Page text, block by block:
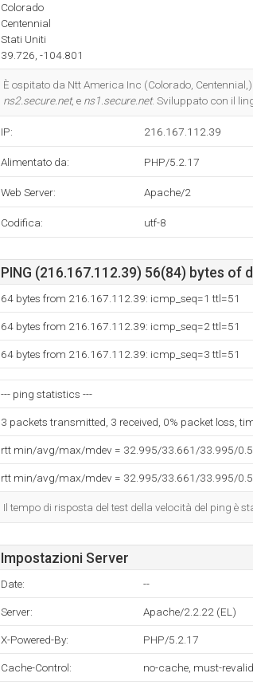
Colorado
Centennial
Stati Uniti
39.726, -104.801
È ospitato da Ntt America Inc (Colorado,
ns2.secure.net, e ns1.secure.net. Sviluppato con il
IP: 216.167.112.39
Alimentato da: PHP/5.2.17
Web Server: Apache/2
Codifica: utf-8
PING (216.167.112.39) 56(84) bytes of
64 bytes from 216.167.112.39: icmp_seq=1 ttl=51
64 bytes from 216.167.112.39: icmp_seq=2 ttl=51
64 bytes from 216.167.112.39: icmp_seq=3 ttl=51
--- ping statistics ---
3 packets transmitted, 3 received, 0% packet loss,
rtt min/avg/max/mdev = 32.995/33.661/33.995/
rtt min/avg/max/mdev = 32.995/33.661/33.995/
Il tempo di risposta del test della velocità del ping è
Impostazioni Server
Date: --
Server: Apache/2.2.22 (EL)
X-Powered-By: PHP/5.2.17
Cache-Control: no-cache, must-